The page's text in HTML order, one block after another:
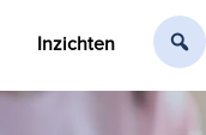
Inzichten